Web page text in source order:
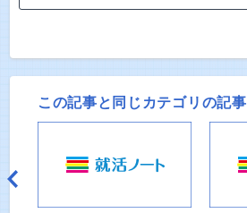
この記事と同じカテゴリの記事